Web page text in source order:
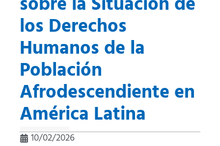
los Derechos
Humanos de la
Población
Afrodescendiente en
América Latina
10/02/2026